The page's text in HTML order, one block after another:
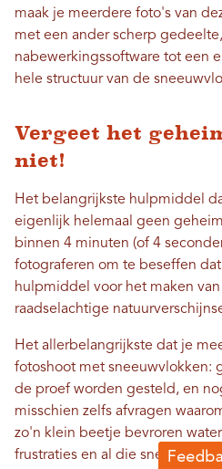
maak je meerdere foto's van
met een ander scherp
nabewerkingssoftware tot een
hele structuur van de
Vergeet het
niet!
Het belangrijkste hulpmiddel
eigenlijk helemaal geen
binnen 4 minuten (of 4
fotograferen om te beseffen
hulpmiddel voor het maken
raadselachtige
Het allerbelangrijkste dat je
fotoshoot met sneeuwvlokken:
de proef worden gesteld, en
misschien zelfs afvragen
zo'n klein beetje bevroren
frustraties en al die